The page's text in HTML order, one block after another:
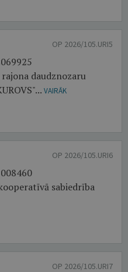
OP 2026/105.URI5
daudznozaru
VAIRĀK
OP 2026/105.URI6
sabiedrība
OP 2026/105.URI7